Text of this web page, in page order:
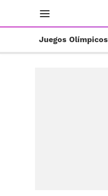
Juegos Olímpicos